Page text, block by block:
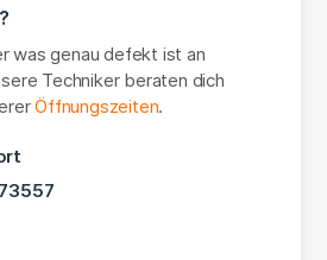
was genau defekt ist an
Techniker beraten dich
Öffnungszeiten.